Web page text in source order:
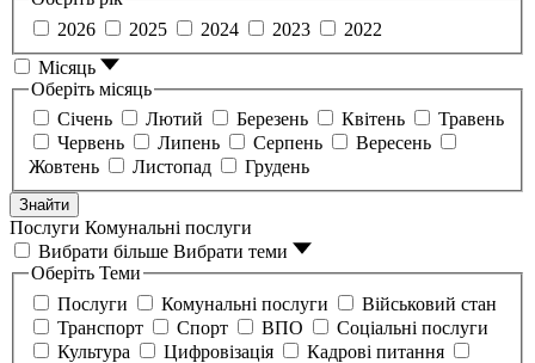
2026
2025 2024 2023
2022
Місяць
Оберіть місяць
Січень
Лютий Березень Квітень
Травень
Червень
Липень Серпень
Вересень
Жовтень
Листопад Грудень
Знайти
Послуги Комунальні послуги
Вибрати більше Вибрати теми
Оберіть Теми
Послуги
Комунальні послуги
Військовий стан
Транспорт
Спорт ВПО
Соціальні послуги
Культура
Цифровізація
Кадрові питання